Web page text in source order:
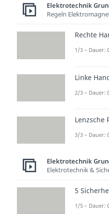
Nach
Studyflix zu
Elektrotechnik
Regeln
Rechte
1/3 – Dauer:
Linke
2/3 – Dauer:
Lenzsche
3/3 – Dauer:
Elektrotechnik
Elektrotechnik &
5
1/5 – Dauer: